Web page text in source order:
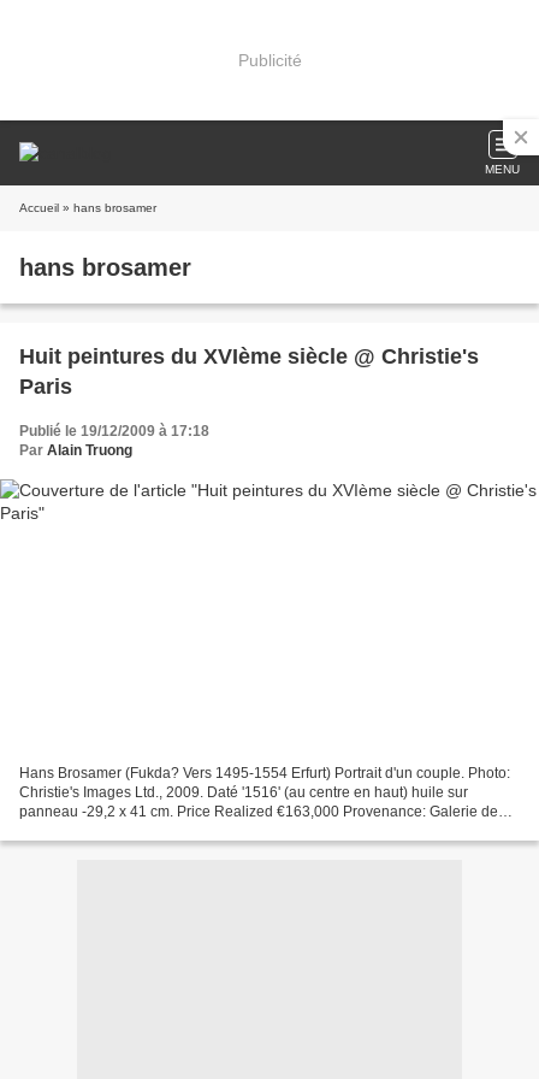
Publicité
MENU
Accueil » hans brosamer
hans brosamer
Huit peintures du XVIème siècle @ Christie's
Paris
Publié le 19/12/2009 à 17:18
Par Alain Truong
Hans Brosamer (Fukda? Vers 1495-1554 Erfurt) Portrait d'un couple. Photo:
Christie's Images Ltd., 2009. Daté '1516' (au centre en haut) huile sur
panneau -29,2 x 41 cm. Price Realized €163,000 Provenance: Galerie de